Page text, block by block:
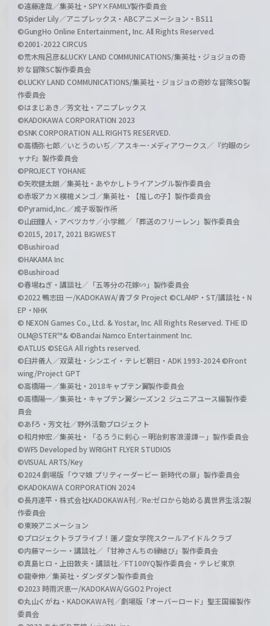
©遠藤達哉／集英社・SPY×FAMILY製作委員会
©Spider Lily／アニプレックス・ABCアニメーション・BS11
©GungHo Online Entertainment, Inc. All Rights Reserved.
©2001-2022 CIRCUS
©荒木飛呂彦&LUCKY LAND COMMUNICATIONS/集英社・ジョジョの奇
妙な冒険SC製作委員会
©LUCKY LAND COMMUNICATIONS/集英社・ジョジョの奇妙な冒険SO製
作委員会
©はまじあき／芳文社・アニプレックス
©KADOKAWA CORPORATION 2023
©SNK CORPORATION ALL RIGHTS RESERVED.
©高橋弥七郎／いとうのいぢ／アスキー･メディアワークス／『灼眼のシ
ャナF』製作委員会
©PROJECT YOHANE
©矢吹健太朗／集英社・あやかしトライアングル製作委員会
©赤坂アカ×横槍メンゴ／集英社・【推しの子】製作委員会
©Pyramid,Inc.／成子坂製作所
©山田鐘人・アベツカサ／小学館／「葬送のフリーレン」製作委員会
©2015, 2017, 2021 BIGWEST
©Bushiroad
©HAKAMA Inc
©Bushiroad
©春場ねぎ・講談社／「五等分の花嫁∽」製作委員会
©2022 鴨志田 一/KADOKAWA/青ブタ Project ©CLAMP・ST/講談社・N
EP・NHK
© NEXON Games Co., Ltd. & Yostar, Inc. All Rights Reserved. THE ID
OLM@STER™& ©Bandai Namco Entertainment Inc.
©ATLUS ©SEGA All rights reserved.
©臼井儀人／双葉社・シンエイ・テレビ朝日・ADK 1993-2024 ©Front
wing/Project GPT
©高橋陽一／集英社・2018キャプテン翼製作委員会
©高橋陽一／集英社・キャプテン翼シーズン２ ジュニアユース編製作委
員会
©あfろ・芳文社／野外活動プロジェクト
©和月伸宏／集英社・「るろうに剣心 －明治剣客浪漫譚－」製作委員会
©WFS Developed by WRIGHT FLYER STUDIOS
©VISUAL ARTS/Key
©2024 劇場版「ウマ娘 プリティーダービー 新時代の扉」製作委員会
©KADOKAWA CORPORATION 2024
©長月達平・株式会社KADOKAWA刊／Re:ゼロから始める異世界生活2製
作委員会
©東映アニメーション
©プロジェクトラブライブ！蓮ノ空女学院スクールアイドルクラブ
©内藤マーシー・講談社／「甘神さんちの縁結び」製作委員会
©真島ヒロ・上田敦夫・講談社／FT100YQ製作委員会・テレビ東京
©龍幸伸／集英社・ダンダダン製作委員会
©2023 時雨沢恵一/KADOKAWA/GGO2 Project
©丸山くがね・KADOKAWA刊／劇場版「オーバーロード」聖王国編製作
委員会